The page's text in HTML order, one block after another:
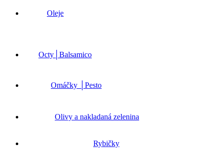
Oleje
Octy│Balsamico
Omáčky │Pesto
Olivy a nakladaná zelenina
Rybičky